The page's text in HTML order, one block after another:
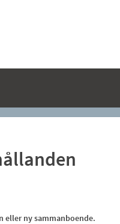
eller ny sammanboende.